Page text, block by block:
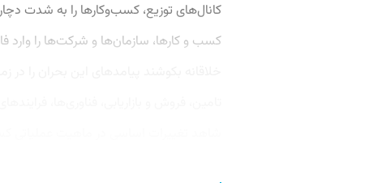
کانال‌های توزیع، کسب‌وکارها را به شدت
کسب و کارها، سازمان‌ها و شرکت‌ها را وارد